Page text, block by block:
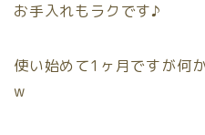
お手入れもラクです♪
使い始めて1ヶ月ですが何
w